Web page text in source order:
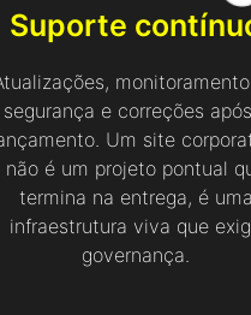
Suporte
segurança e correções
Um site
não é um projeto pontual
termina na entrega, é uma
infraestrutura viva que
governança.